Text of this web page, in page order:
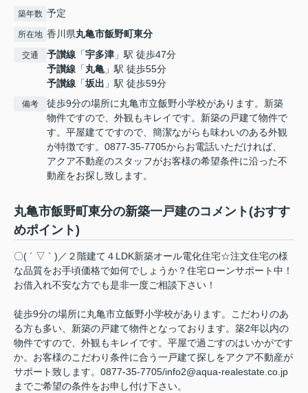
築年数 予定
所在地 香川県丸亀市飯野町東分
交通 予讃線 「宇多津 」駅 徒歩47分
予讃線 「丸亀」駅 徒歩55分
予讃線 「坂出 」駅 徒歩59分
備考
徒歩9分の場所に丸亀市立飯野小学校があります。新築
物件ですので、外観もキレイです。新築の戸建て物件で
す。平屋建てですので、簡潔ながらも味わいのある外観
が特徴です。0877-35-7705からお電話いただければ、
アクア不動産のスタッフがお客様の希望条件に沿った不
動産をお探し致します。
丸亀市飯野町東分の新築一戸建のコメント(おすす
めポイント)
〇( ´ ▽ ` )／２階建て４LDK新築オール電化住宅☆注文住宅の様
な品質をお手頃価格で如何でしょうか？住宅ローンサポート中！
お借入れ不安な方でも是非一度ご相談下さい！
徒歩9分の場所に丸亀市立飯野小学校があります。こだわりのあ
る方も多い、新築の戸建て物件となっております。築2年以内の
物件ですので、外観もキレイです。平屋で過ごすのはいかがです
か。お客様のこだわり条件に合う一戸建て探しをアクア不動産が
サポート致します。0877-35-7705/info2@aqua-realestate.co.jp
までご希望の条件をお申し付け下さい。